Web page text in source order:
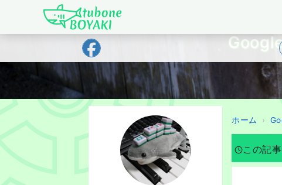
Japanese IT Developer's Blog tubone
ホーム
この記